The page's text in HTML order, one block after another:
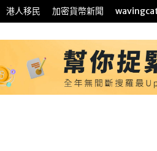
港人移民 加密貨幣新聞